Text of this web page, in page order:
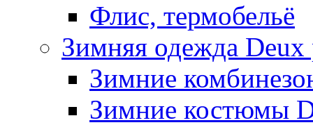
Флис, термобельё
Зимняя одежда Deux
Зимние
Зимние костюмы